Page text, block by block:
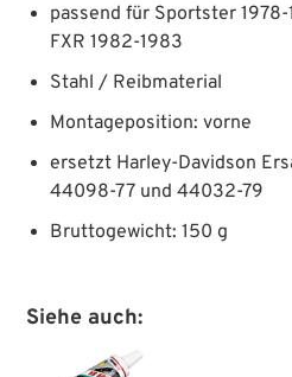
passend für Sportster 1978-
FXR 1982-1983
Stahl / Reibmaterial
Montageposition: vorne
ersetzt Harley-Davidson
44098-77 und 44032-79
Bruttogewicht: 150 g
Siehe auch: